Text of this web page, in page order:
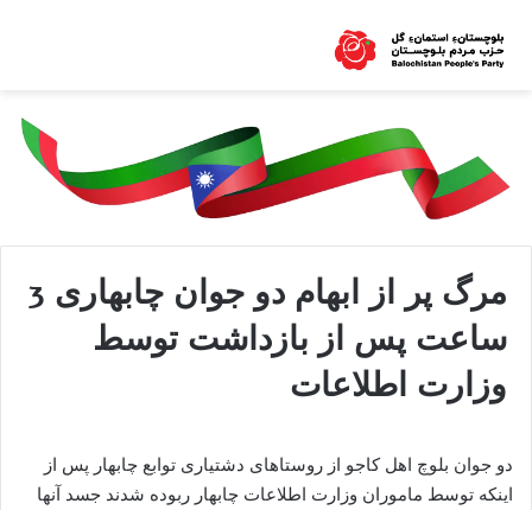
مرگ پر از ابهام دو جوان چابهاری 3
ساعت پس از بازداشت توسط
وزارت اطلاعات
دو جوان بلوچ اهل کاجو از روستاهای دشتیاری توابع چابهار پس از
اینکه توسط ماموران وزارت اطلاعات چابهار ربوده شدند جسد آنها